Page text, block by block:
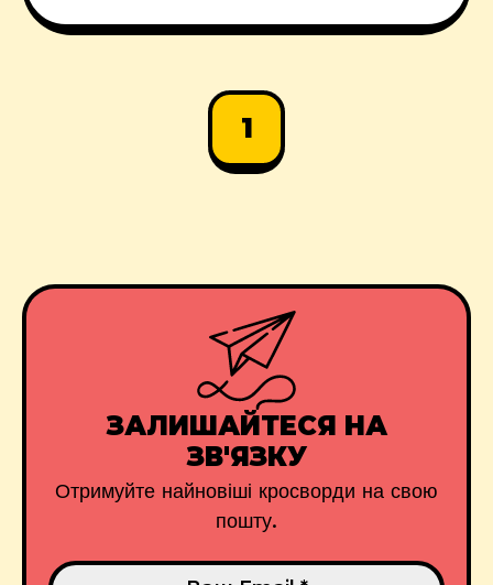
1
ЗАЛИШАЙТЕСЯ НА
ЗВ'ЯЗКУ
Отримуйте найновіші кросворди на свою
пошту.